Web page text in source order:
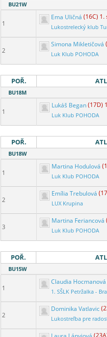
BU21W
1
Ema Uličná (16C) 1.
Lukostrelecký klub
2
Simona Mikletičová
Luk Klub POHODA
POŘ.
BU18M
1
Lukáš Began(17D)
Luk Klub POHODA
POŘ.
BU18W
1
Martina Hodulová
Luk Klub POHODA
2
Emília Trebulová
LUX Krupina
3
Martina Feriancová
Luk Klub POHODA
POŘ.
BU15W
1
Claudia Hocmanová
1. SŠLK Petržalka -
2
Dominika Vatlavic
Lukostreľba pre